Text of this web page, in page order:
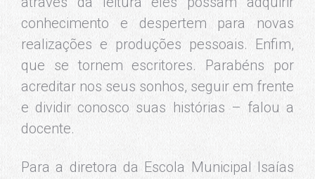
conhecimento e despertem para novas
realizações e produções pessoais. Enfim,
que se tornem escritores. Parabéns por
acreditar nos seus sonhos, seguir em frente
e dividir conosco suas histórias – falou a
docente.
Para a diretora da Escola Municipal Isaías